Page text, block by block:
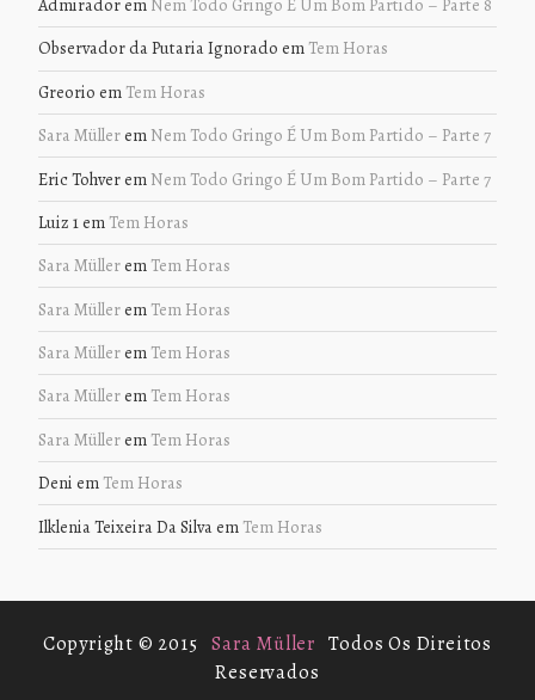
Admiradorem Nem Todo Gringo É Um Bom Partido – Parte 8
Observador da Putaria Ignorado em Tem Horas
Greorio em Tem Horas
Sara Müllerem Nem Todo Gringo É Um Bom Partido – Parte 7
Eric Tohverem Nem Todo Gringo É Um Bom Partido – Parte 7
Luiz 1em Tem Horas
Sara Müllerem Tem Horas
Sara Müllerem Tem Horas
Sara Müllerem Tem Horas
Sara Müllerem Tem Horas
Sara Müllerem Tem Horas
Deni em Tem Horas
Ilklenia Teixeira Da Silvaem Tem Horas
Copyright © 2015 Sara Müller Todos Os Direitos
Reservados